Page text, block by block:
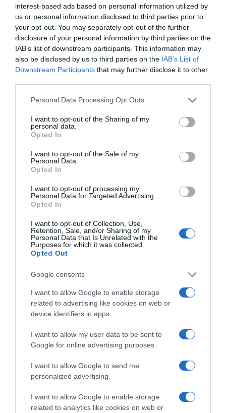
interest-based ads based on personal information utilized by
us or personal information disclosed to third parties prior to
your opt-out. You may separately opt-out of the further
disclosure of your personal information by third parties on the
IAB’s list of downstream participants. This information may
also be disclosed by us to third parties on the IAB’s List of
Downstream Participants that may further disclose it to other
Please note that this website/app uses one or more Google
not limited to your visit or usage behaviour. You may click to
grant or deny consent to Google and its third-party tags to
use your data for below specified purposes in below Google
consent section.
Personal Data Processing Opt Outs
I want to opt-out of the Sharing of my
personal data.
Opted In
I want to opt-out of the Sale of my
Personal Data.
Opted In
I want to opt-out of processing my
Personal Data for Targeted Advertising.
Opted In
I want to opt-out of Collection, Use,
Retention, Sale, and/or Sharing of my
Personal Data that Is Unrelated with the
Purposes for which it was collected.
Opted Out
Google consents
I want to allow Google to enable storage
related to advertising like cookies on web or
device identifiers in apps.
I want to allow my user data to be sent to
Google for online advertising purposes.
I want to allow Google to send me
personalized advertising.
I want to allow Google to enable storage
related to analytics like cookies on web or
ΣΧΟΛΙΑ